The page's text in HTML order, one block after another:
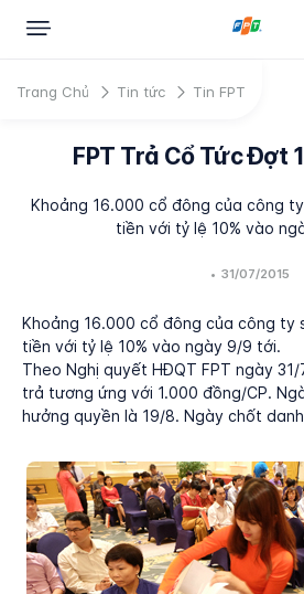
Trang Chủ Tin tức Tin FPT
FPT Trả Cổ Tức Đợt
Khoảng 16.000 cổ đông của công
tiền với tỷ lệ 10% vào
• 31/07/2015
Khoảng 16.000 cổ đông của công ty
tiền với tỷ lệ 10% vào ngày 9/9 tới.
Theo Nghị quyết HĐQT FPT ngày
trả tương ứng với 1.000 đồng/CP.
hưởng quyền là 19/8. Ngày chốt